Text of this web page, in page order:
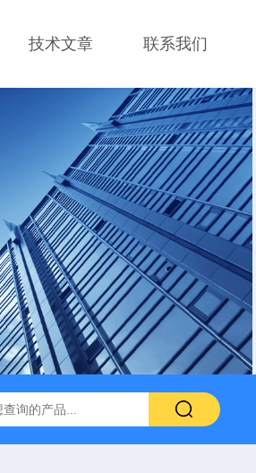
技术文章 联系我们
FT-ZDSQ无线土壤墒情监测仪厂家